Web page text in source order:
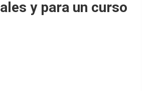
y para un curso